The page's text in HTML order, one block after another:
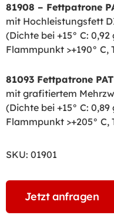
81908 – Fettpatrone
mit Hochleistungsfett
(Dichte bei +15° C:
Flammpunkt >+190° C,
81093 Fettpatrone
mit grafitiertem
(Dichte bei +15° C:
Flammpunkt >+205° C,
SKU: 01901
Jetzt anfragen